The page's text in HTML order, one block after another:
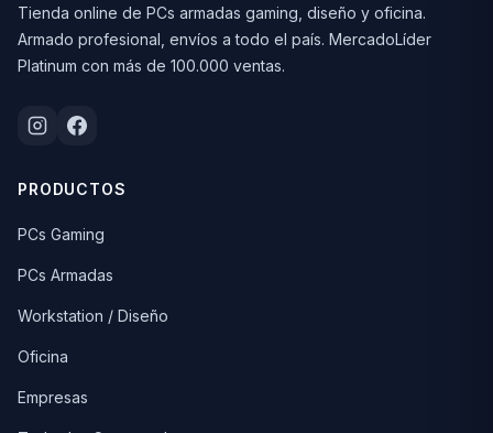
Tienda online de PCs armadas gaming, diseño y oficina.
Armado profesional, envíos a todo el país. MercadoLíder
Platinum con más de 100.000 ventas.
PRODUCTOS
PCs Gaming
PCs Armadas
Workstation / Diseño
Oficina
Empresas